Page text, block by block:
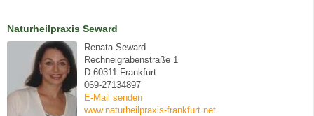
Naturheilpraxis Seward
Renata Seward
Rechneigrabenstraße 1
D-60311 Frankfurt
069-27134897
E-Mail senden
www.naturheilpraxis-frankfurt.net